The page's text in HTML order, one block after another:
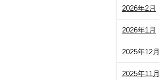
2026年2月
2026年1月
2025年12月
2025年11月